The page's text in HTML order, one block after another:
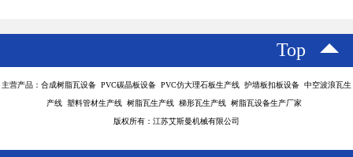
Top
主营产品：合成树脂瓦设备 PVC碳晶板设备 PVC仿大理石板生产线 护墙板扣板设备 中空波浪瓦生
产线 塑料管材生产线 树脂瓦生产线 梯形瓦生产线 树脂瓦设备生产厂家
版权所有：江苏艾斯曼机械有限公司